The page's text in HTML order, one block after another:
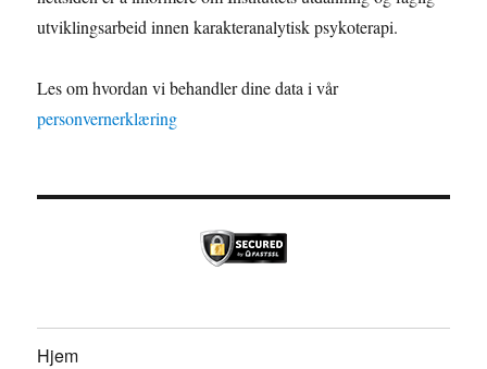
utviklingsarbeid innen karakteranalytisk psykoterapi.
Les om hvordan vi behandler dine data i vår
personvernerklæring
Hjem